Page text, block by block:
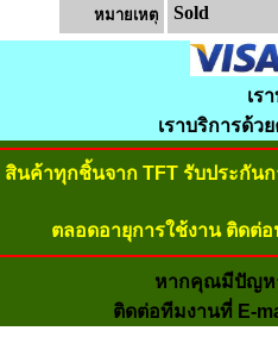
หมายเหต Sold
เร
เราบริการด้ว
สินค้าทุกชิ้นจาก TFT รับประกัน
ตลอดอายุการใช้งาน ติดต่
หากคุณมีปัญห
ติดต่อทีมงานที่ E-